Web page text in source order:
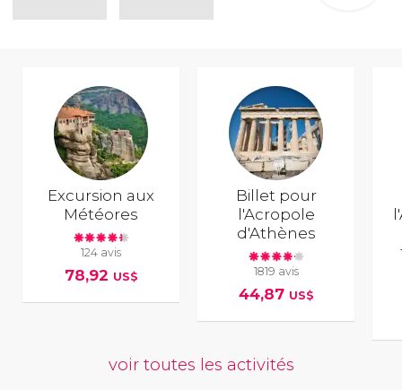
Excursion aux
Météores
124 avis
78,92 US$
Billet pour
l'Acropole
d'Athènes
1819 avis
44,87 US$
voir toutes les activités